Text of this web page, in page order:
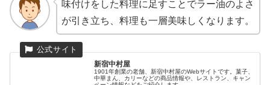
味付けをした料理に足すことでラー油のよさ
が引き立ち、料理も一層美味しくなります。
新宿中村屋
1901年創業の老舗、新宿中村屋のWebサイトです。菓子、
中華まん、カリーなどの商品情報や、レストラン、キャン